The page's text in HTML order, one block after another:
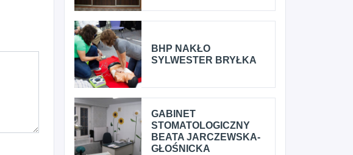
BHP NAKŁO
SYLWESTER BRYŁKA
GABINET
STOMATOLOGICZNY
BEATA JARCZEWSKA-
GŁOŚNICKA